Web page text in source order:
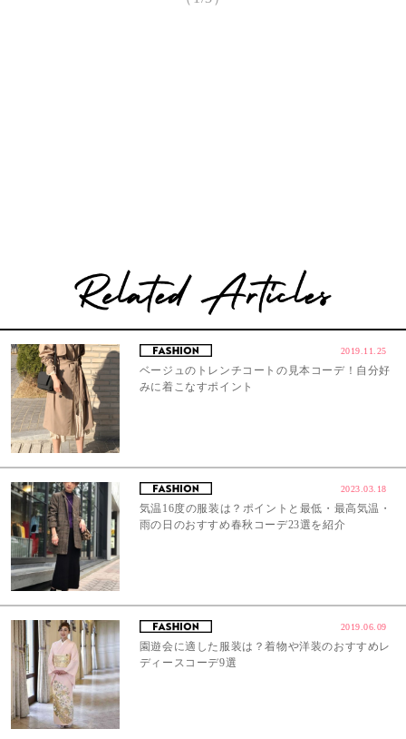
2019.11.25
ベージュのトレンチコートの見本コーデ！自分好
みに着こなすポイント
2023.03.18
気温16度の服装は？ポイントと最低・最高気温・
雨の日のおすすめ春秋コーデ23選を紹介
2019.06.09
園遊会に適した服装は？着物や洋装のおすすめレ
ディースコーデ9選